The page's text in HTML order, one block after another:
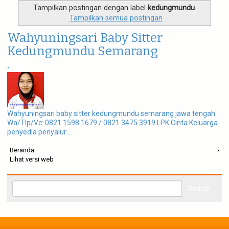
a
t
i
o
Tampilkan postingan dengan label kedungmundu.
Tampilkan semua postingan
Wahyuningsari Baby Sitter
Kedungmundu Semarang
›
Wahyuningsari baby sitter kedungmundu semarang jawa tengah.
Wa/Tlp/Vc: 0821.1598.1679 / 0821.3475.3919 LPK Cinta Keluarga
penyedia penyalur...
›
Beranda
Lihat versi web